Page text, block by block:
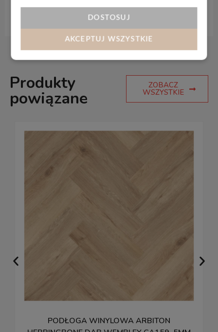
Specyfikacja techniczna
Produkty
powiązane
ZOBACZ
WSZYSTKIE
PODŁOGA WINYLOWA ARBITON
DOSTOSUJ
AKCEPTUJ WSZYSTKIE